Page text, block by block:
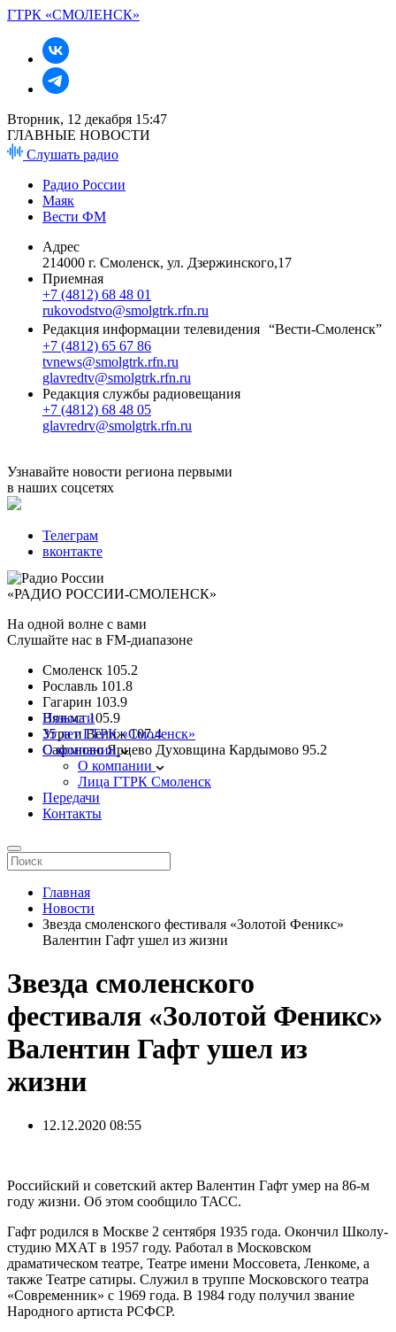
ГТРК «СМОЛЕНСК»
Вторник, 12 декабря 15:47
ГЛАВНЫЕ НОВОСТИ
Слушать радио
Радио России
Маяк
Вести ФМ
Адрес
214000 г. Смоленск, ул. Дзержинского,17
Приемная
+7 (4812) 68 48 01
rukovodstvo@smolgtrk.rfn.ru
Редакция информации телевидения “Вести-Смоленск”
+7 (4812) 65 67 86
tvnews@smolgtrk.rfn.ru
glavredtv@smolgtrk.rfn.ru
Редакция службы радиовещания
+7 (4812) 68 48 05
glavredrv@smolgtrk.rfn.ru
Узнавайте новости региона первыми
в наших соцсетях
Телеграм
вконтакте
«РАДИО РОССИИ-СМОЛЕНСК»
На одной волне с вами
Слушайте нас в FM-диапазоне
Смоленск 105.2
Рославль 101.8
Гагарин 103.9
Вязьма 105.9
Угра и Велиж 107.4
Сафоново Ярцево Духовщина Кардымово 95.2
Новости
35 лет ГТРК «Смоленск»
О компании
О компании
Лица ГТРК Смоленск
Передачи
Контакты
Главная
Новости
Звезда смоленского фестиваля «Золотой Феникс»
Валентин Гафт ушел из жизни
Звезда смоленского
фестиваля «Золотой Феникс»
Валентин Гафт ушел из
жизни
12.12.2020 08:55
Российский и советский актер Валентин Гафт умер на 86-м
году жизни. Об этом сообщило ТАСС.
Гафт родился в Москве 2 сентября 1935 года. Окончил Школу-
студию МХАТ в 1957 году. Работал в Московском
драматическом театре, Театре имени Моссовета, Ленкоме, а
также Театре сатиры. Служил в труппе Московского театра
«Современник» с 1969 года. В 1984 году получил звание
Народного артиста РСФСР.